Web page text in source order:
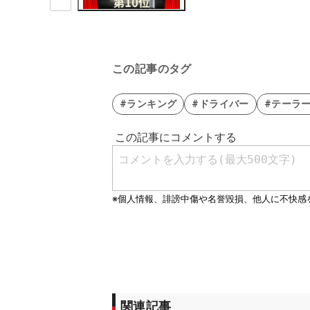
この記事のタグ
#ランキング #ドライバー #テーラ
関連記事